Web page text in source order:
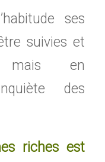
ses
suivies et
mais en
des
riches est